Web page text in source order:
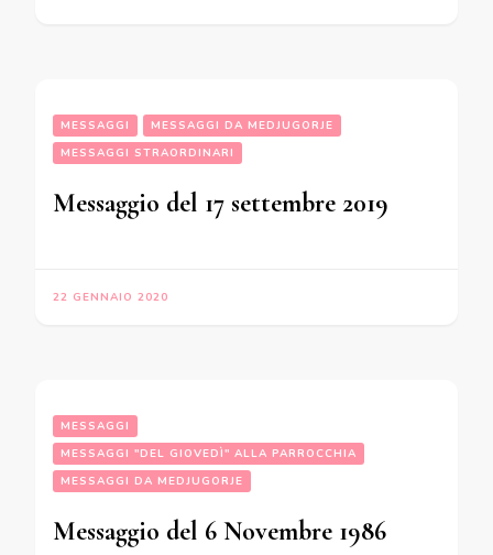
MESSAGGI
MESSAGGI DA MEDJUGORJE
MESSAGGI STRAORDINARI
Messaggio del 17 settembre 2019
22 GENNAIO 2020
MESSAGGI
MESSAGGI "DEL GIOVEDÌ" ALLA PARROCCHIA
MESSAGGI DA MEDJUGORJE
Messaggio del 6 Novembre 1986